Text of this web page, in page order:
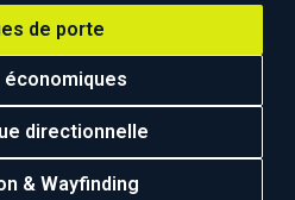
de porte
économiques
directionnelle
& Wayfinding